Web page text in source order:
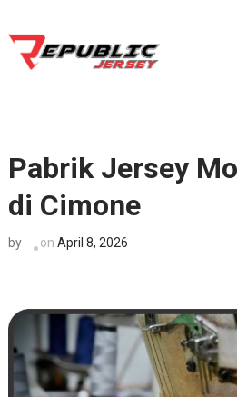
to
content
Kostum Sepeda
0812-8382-6858, Toko Kostum
Pabrik Jersey
di Cimone
by on April 8, 2026